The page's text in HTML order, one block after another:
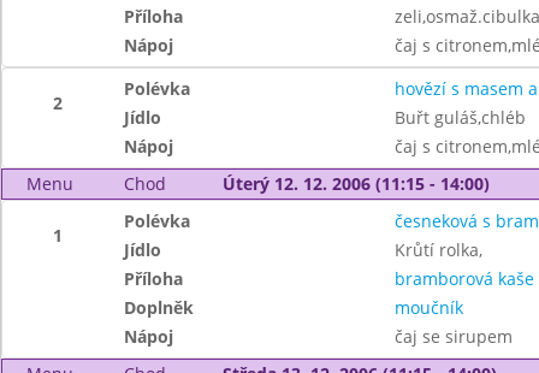
Příloha
zeli,osmaž.cibulka
Nápoj
čaj s
2
Polévka
hovězí s masem
Jídlo
Buřt guláš,chléb
Nápoj
čaj s
Menu
Chod Úterý 12. 12. 2006 (11:15 - 14:00)
1
Polévka
česneková s
Jídlo
Krůtí rolka,
Příloha
bramborová kaše
Doplněk
moučník
Nápoj
čaj se sirupem